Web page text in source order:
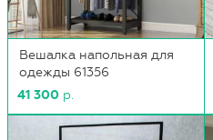
Вешалка напольная для
одежды 61356
41 300 р.